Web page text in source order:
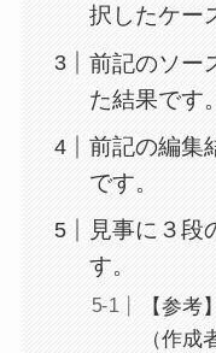
択したケー
前記のソー
た結果です。
前記の編集
です。
見事に３段
す。
【参
（作成